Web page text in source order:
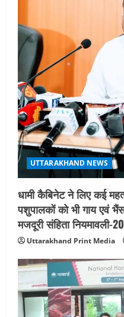
3
सहसपुर
शिविर
4
तीलू
चयन :
5
मिस
ब्यूटीफुल
आयोजन
UTTARAKHAND NEWS
धामी कैबिनेट ने लिए कई
पशुपालकों को भी गाय एवं
मजदूरी संहिता नियमावली-
Uttarakhand Print Media